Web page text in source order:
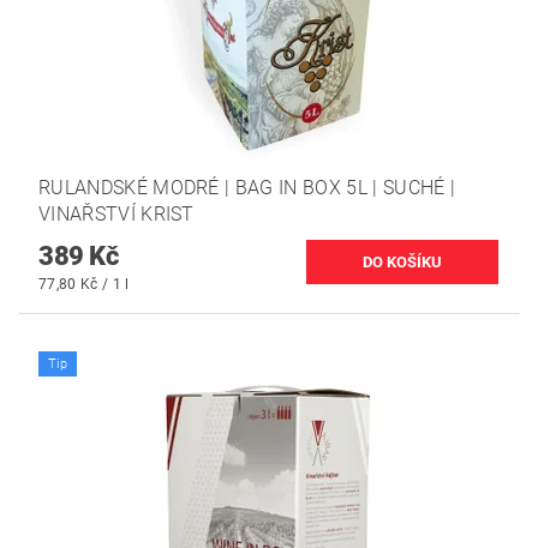
RULANDSKÉ MODRÉ | BAG IN BOX 5L | SUCHÉ |
VINAŘSTVÍ KRIST
389 Kč
77,80 Kč / 1 l
Tip